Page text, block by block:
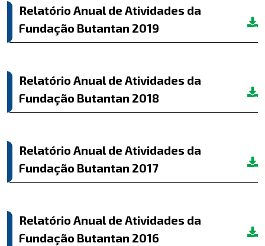
Relatório Anual de Atividades da
Fundação Butantan 2019
Relatório Anual de Atividades da
Fundação Butantan 2018
Relatório Anual de Atividades da
Fundação Butantan 2017
Relatório Anual de Atividades da
Fundação Butantan 2016